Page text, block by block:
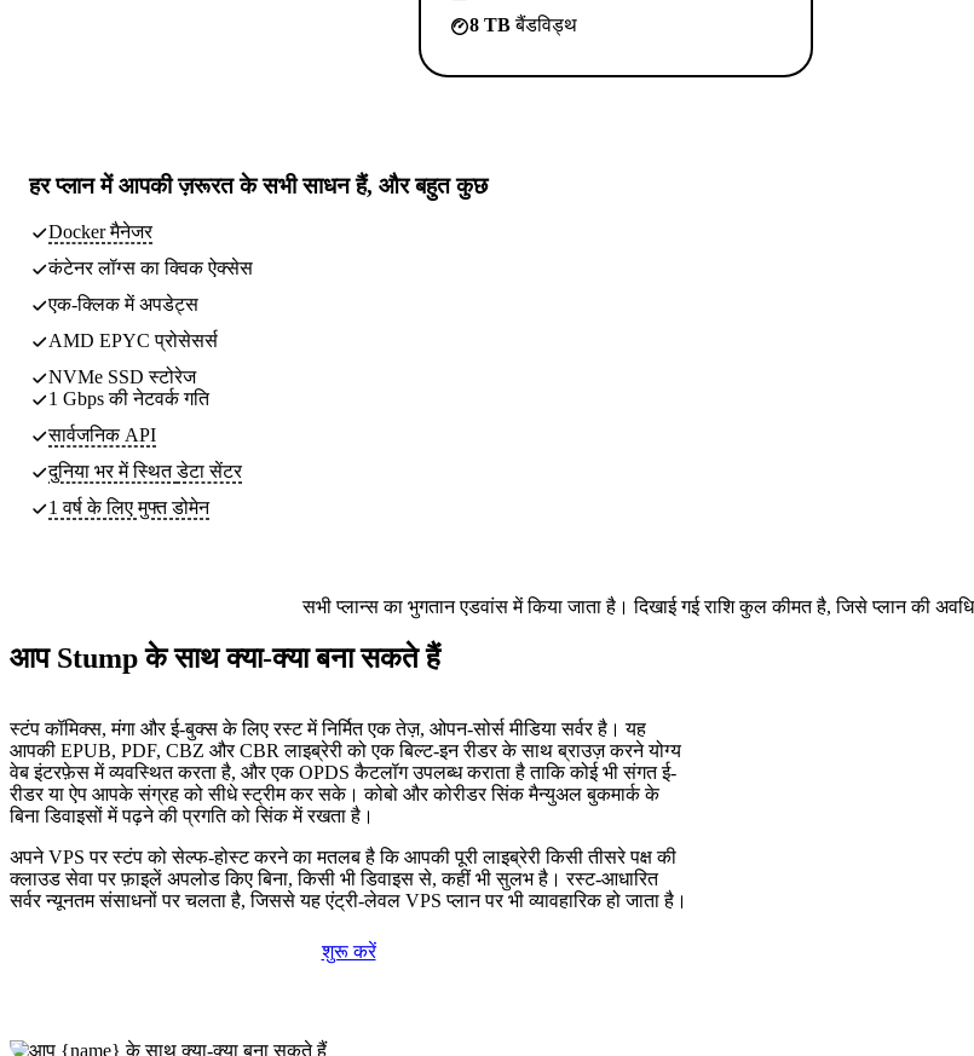
8 TBबैंडविड्थ
हर प्लान मेंआपकी ज़रूरत के सभी साधनहैं, और बहुत कुछ
Docker मैनेजर
कंटेनर लॉग्स का क्विक ऐक्सेस
एक-क्लिक में अपडेट्स
AMD EPYC प्रोसेसर्स
NVMe SSD स्टोरेज
1 Gbps की नेटवर्क गति
सार्वजनिक API
दुनिया भर में स्थितडेटा सेंटर
1 वर्ष के लिए मुफ्त डोमेन
सभी प्लान्स का भुगतान एडवांस में किया जाता है। दिखाई गई राशि कुल कीमत है, जिसे प्लान की
आप Stump के साथ क्या-क्या बना सकते हैं
स्टंप कॉमिक्स, मंगा और ई-बुक्स के लिए रस्ट में निर्मित एक तेज़, ओपन-सोर्स मीडिया सर्वर है। यह
आपकी EPUB, PDF, CBZ और CBR लाइब्रेरी को एक बिल्ट-इन रीडर के साथ ब्राउज़ करने योग्य
वेब इंटरफ़ेस में व्यवस्थित करता है, और एक OPDS कैटलॉग उपलब्ध कराता है ताकि कोई भी संगत ई-
रीडर या ऐप आपके संग्रह को सीधे स्ट्रीम कर सके। कोबो और कोरीडर सिंक मैन्युअल बुकमार्क के
बिना डिवाइसों में पढ़ने की प्रगति को सिंक में रखता है।
अपने VPS पर स्टंप को सेल्फ-होस्ट करने का मतलब है कि आपकी पूरी लाइब्रेरी किसी तीसरे पक्ष की
क्लाउड सेवा पर फ़ाइलें अपलोड किए बिना, किसी भी डिवाइस से, कहीं भी सुलभ है। रस्ट-आधारित
सर्वर न्यूनतम संसाधनों पर चलता है, जिससे यह एंट्री-लेवल VPS प्लान पर भी व्यावहारिक हो जाता है।
शुरू करें